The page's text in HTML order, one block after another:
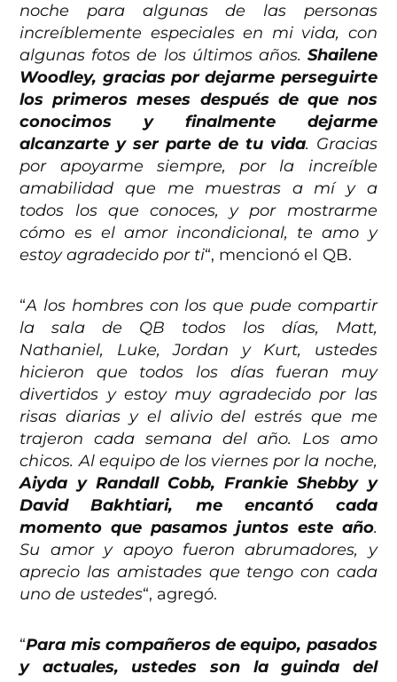
noche para algunas de las personas
increíblemente especiales en mi vida, con
algunas fotos de los últimos años. Shailene
Woodley, gracias por dejarme perseguirte
los primeros meses después de que nos
conocimos y finalmente dejarme
alcanzarte y ser parte de tu vida. Gracias
por apoyarme siempre, por la increíble
amabilidad que me muestras a mí y a
todos los que conoces, y por mostrarme
cómo es el amor incondicional, te amo y
estoy agradecido por ti“, mencionó el QB.
“A los hombres con los que pude compartir
la sala de QB todos los días, Matt,
Nathaniel, Luke, Jordan y Kurt, ustedes
hicieron que todos los días fueran muy
divertidos y estoy muy agradecido por las
risas diarias y el alivio del estrés que me
trajeron cada semana del año. Los amo
chicos. Al equipo de los viernes por la noche,
Aiyda y Randall Cobb, Frankie Shebby y
David Bakhtiari, me encantó cada
momento que pasamos juntos este año.
Su amor y apoyo fueron abrumadores, y
aprecio las amistades que tengo con cada
uno de ustedes“, agregó.
“Para mis compañeros de equipo, pasados
y actuales, ustedes son la guinda del